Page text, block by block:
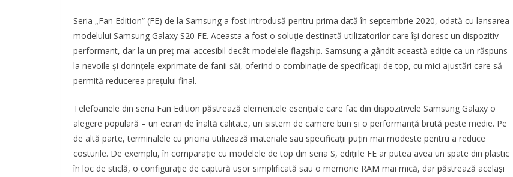
Seria „Fan Edition” (FE) de la Samsung a fost introdusă pentru prima dată în septembrie 2020, odată cu lansarea
modelului Samsung Galaxy S20 FE. Aceasta a fost o soluție destinată utilizatorilor care își doresc un dispozitiv
performant, dar la un preț mai accesibil decât modelele flagship. Samsung a gândit această ediție ca un răspuns
la nevoile și dorințele exprimate de fanii săi, oferind o combinație de specificații de top, cu mici ajustări care să
permită reducerea prețului final.
Telefoanele din seria Fan Edition păstrează elementele esențiale care fac din dispozitivele Samsung Galaxy o
alegere populară – un ecran de înaltă calitate, un sistem de camere bun și o performanță brută peste medie. Pe
de altă parte, terminalele cu pricina utilizează materiale sau specificații puțin mai modeste pentru a reduce
costurile. De exemplu, în comparație cu modelele de top din seria S, edițiile FE ar putea avea un spate din plastic
în loc de sticlă, o configurație de captură ușor simplificată sau o memorie RAM mai mică, dar păstrează același